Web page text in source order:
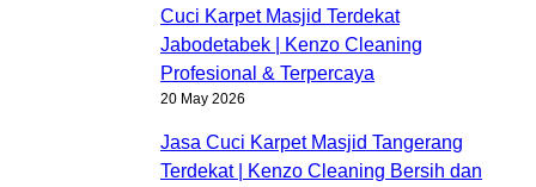
Cuci Karpet Masjid Terdekat
Jabodetabek | Kenzo Cleaning
Profesional & Terpercaya
20 May 2026
Jasa Cuci Karpet Masjid Tangerang
Terdekat | Kenzo Cleaning Bersih dan